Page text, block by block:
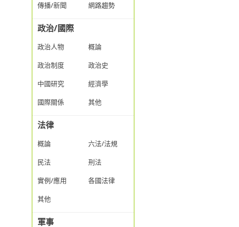
傳播/新聞 網路趨勢
政治/國際
政治人物
概論
政治制度
政治史
中國研究
經濟學
國際關係
其他
法律
概論
六法/法規
民法
刑法
實例/應用
各國法律
其他
軍事